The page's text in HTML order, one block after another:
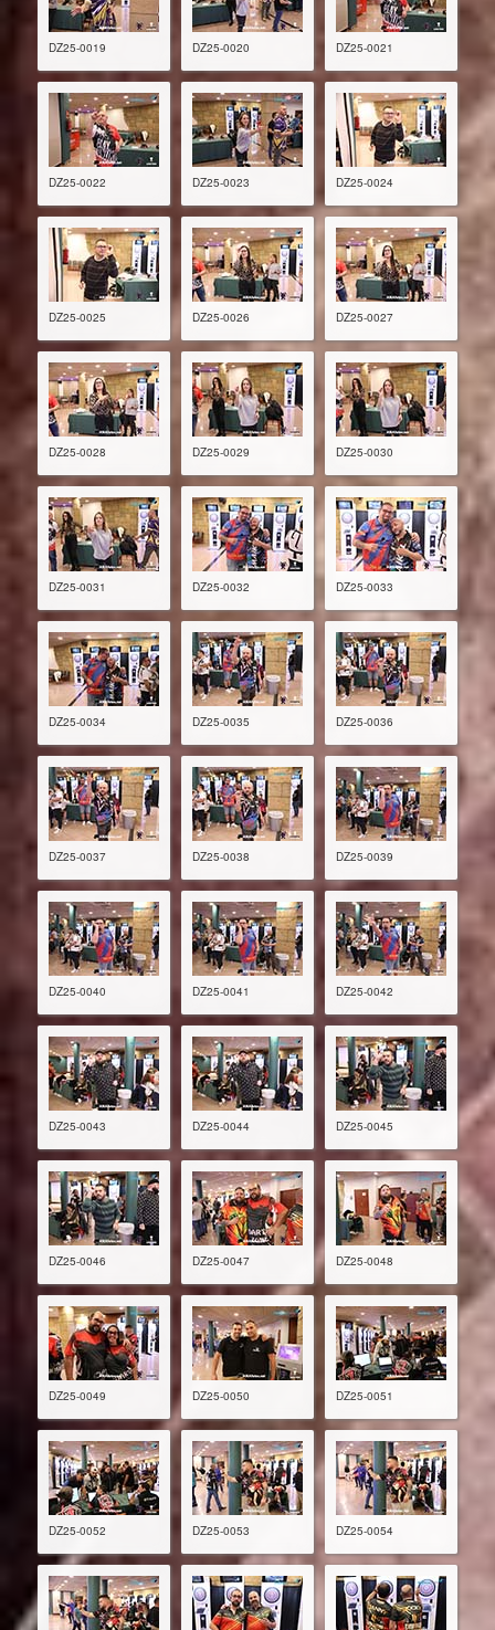
DZ25-0019 DZ25-0020 DZ25-0021
DZ25-0022 DZ25-0023 DZ25-0024
DZ25-0025 DZ25-0026 DZ25-0027
DZ25-0028 DZ25-0029 DZ25-0030
DZ25-0031 DZ25-0032 DZ25-0033
DZ25-0034 DZ25-0035 DZ25-0036
DZ25-0037 DZ25-0038 DZ25-0039
DZ25-0040 DZ25-0041 DZ25-0042
DZ25-0043 DZ25-0044 DZ25-0045
DZ25-0046 DZ25-0047 DZ25-0048
DZ25-0049 DZ25-0050 DZ25-0051
DZ25-0052 DZ25-0053 DZ25-0054